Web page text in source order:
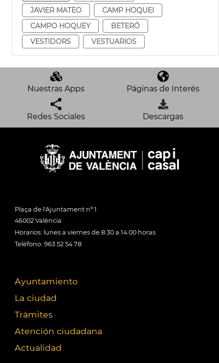
JAVIER MATEO
CAMP HOQUEI
CAMPO HOQUEY
BETERÓ
VESTIDORS
VESTUARIOS
Nuestras Apps Páginas de Interés
Redes Sociales Descargas
Plaça de l'Ajuntament nº 1
46002 València
Horarios: lunes a viernes de 8:30 a 14:00 horas
Teléfono: 963 52 54 78
Ayuntamiento
La ciudad
Trámites
Atención ciudadana
Actualidad